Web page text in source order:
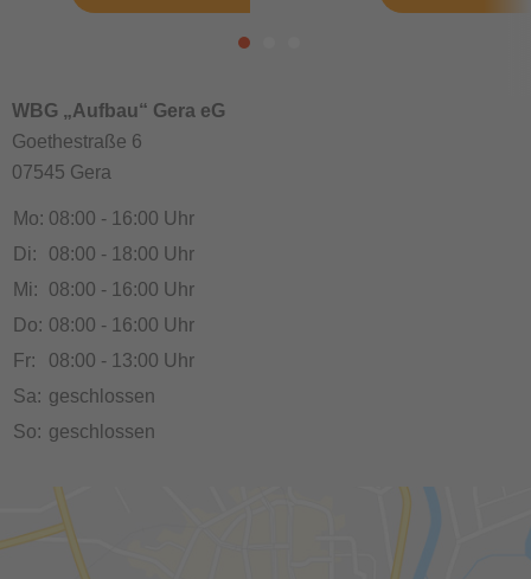
WBG „Aufbau“ Gera eG
Goethestraße 6
07545 Gera
Mo: 08:00 - 16:00 Uhr
Di:
08:00 - 18:00 Uhr
Mi:
08:00 - 16:00 Uhr
Do: 08:00 - 16:00 Uhr
Fr:
08:00 - 13:00 Uhr
Sa: geschlossen
So: geschlossen